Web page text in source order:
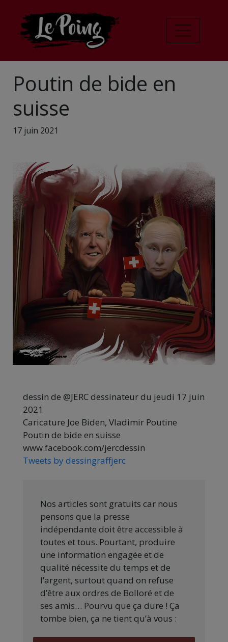
Poutin de bide en
suisse
17 juin 2021
dessin de @JERC dessinateur du jeudi 17 juin
2021
Caricature Joe Biden, Vladimir Poutine
Poutin de bide en suisse
www.facebook.com/jercdessin
Tweets by dessingraffjerc
Nos articles sont gratuits car nous
pensons que la presse
indépendante doit être accessible à
toutes et tous. Pourtant, produire
une information engagée et de
qualité nécessite du temps et de
l’argent, surtout quand on refuse
d’être aux ordres de Bolloré et de
ses amis… Pourvu que ça dure ! Ça
tombe bien, ça ne tient qu’à vous :